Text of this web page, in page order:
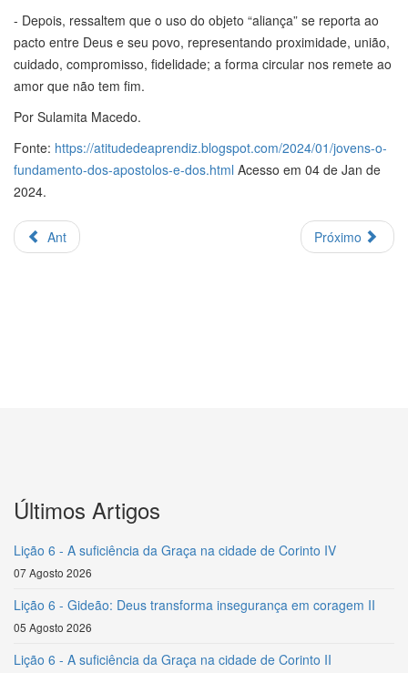
- Depois, ressaltem que o uso do objeto “aliança” se reporta ao
pacto entre Deus e seu povo, representando proximidade, união,
cuidado, compromisso, fidelidade; a forma circular nos remete ao
amor que não tem fim.
Por Sulamita Macedo.
Fonte: https://atitudedeaprendiz.blogspot.com/2024/01/jovens-o-
fundamento-dos-apostolos-e-dos.html Acesso em 04 de Jan de
2024.
Ant Próximo
Últimos Artigos
Lição 6 - A suficiência da Graça na cidade de Corinto IV
07 Agosto 2026
Lição 6 - Gideão: Deus transforma insegurança em coragem II
05 Agosto 2026
Lição 6 - A suficiência da Graça na cidade de Corinto II